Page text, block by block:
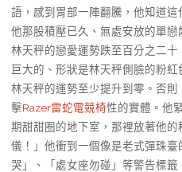
語，感到胃部一陣翻騰，他知道這
他那股積壓已久、無處安放的單
林天秤的戀愛運勢跌至百分之二
巨大的、形狀是林天秤側臉的粉
林天秤的運勢至少提升到零。否
擊Razer雷蛇電競椅性的實體。他
期甜甜圈的地下室，那裡放著他
儀！」他衝到一個像是老式彈珠
哭」、「處女座勿碰」等警告標